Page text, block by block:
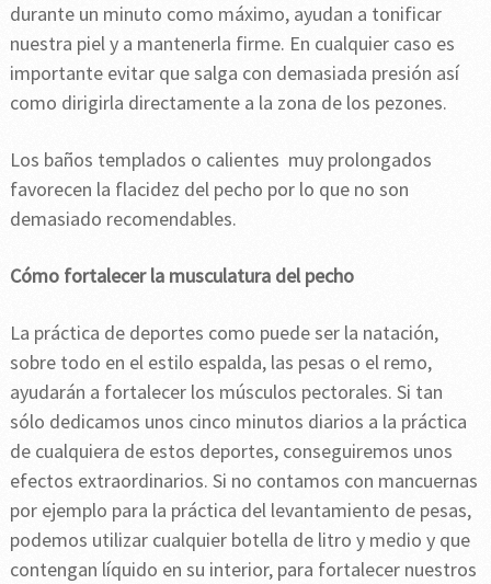
durante un minuto como máximo, ayudan a tonificar
nuestra piel y a mantenerla firme. En cualquier caso es
importante evitar que salga con demasiada presión así
como dirigirla directamente a la zona de los pezones.
Los baños templados o calientes muy prolongados
favorecen la flacidez del pecho por lo que no son
demasiado recomendables.
Cómo fortalecer la musculatura del pecho
La práctica de deportes como puede ser la natación,
sobre todo en el estilo espalda, las pesas o el remo,
ayudarán a fortalecer los músculos pectorales. Si tan
sólo dedicamos unos cinco minutos diarios a la práctica
de cualquiera de estos deportes, conseguiremos unos
efectos extraordinarios. Si no contamos con mancuernas
por ejemplo para la práctica del levantamiento de pesas,
podemos utilizar cualquier botella de litro y medio y que
contengan líquido en su interior, para fortalecer nuestros